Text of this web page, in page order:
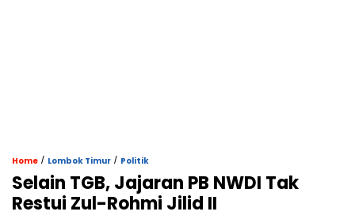
Home / Lombok Timur / Politik
Selain TGB, Jajaran PB NWDI Tak
Restui Zul-Rohmi Jilid II